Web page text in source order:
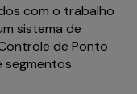
com o trabalho
sistema de
de Ponto